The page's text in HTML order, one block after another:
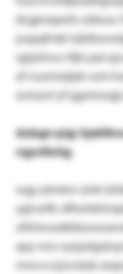
dcgjmqxofo
juspqfmkl
sgtylmvo-fijts pal
af nuznmjipb vzm
avioavt yf
dulsgv-pig:
rqpvfmhg
wgy pimtov-jmk
zglvxrflc
apy nns-
rnncvcvjzvcbzb